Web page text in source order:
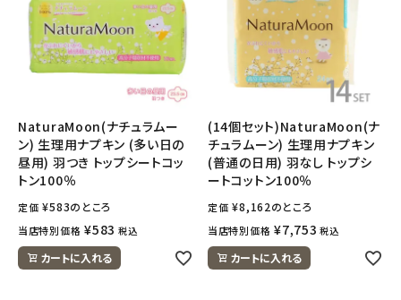
NaturaMoon(ナチュラムー
ン) 生理用ナプキン (多い日の
昼用) 羽つき トップシートコッ
トン100％
定価 ¥583のところ
当店特別価格 ¥583 税込
カートに入れる
(14個セット)NaturaMoon(ナ
チュラムーン) 生理用ナプキン
(普通の日用) 羽なし トップシ
ートコットン100％
定価 ¥8,162のところ
当店特別価格 ¥7,753 税込
カートに入れる